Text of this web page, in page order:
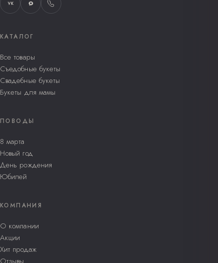
VK
КАТАЛОГ
Все товары
Съедобные букеты
Свадебные букеты
Букеты для мамы
ПОВОДЫ
8 марта
Новый год
День рождения
Юбилей
КОМПАНИЯ
О компании
Акции
Хит продаж